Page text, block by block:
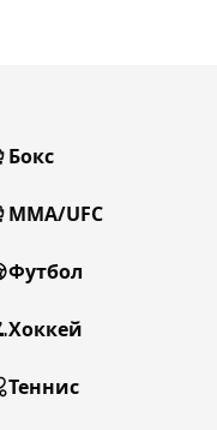
Бокс
MMA/UFC
Футбол
Хоккей
Теннис